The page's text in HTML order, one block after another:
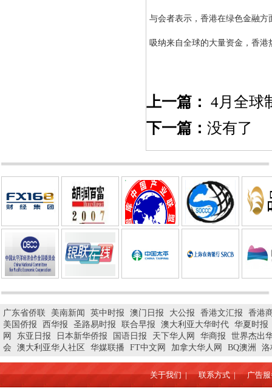
与会者表示，香港在绿色金融
吸纳来自全球的大量资金，香
上一篇： 4月全球
下一篇： 没有了
广东省侨联 美南新闻 英中时报 澳门日报 大公报 香港文汇报
香港
美国侨报
西华报 圣路易时报 联合早报 澳大利亚大华时代 华夏时报
网
东亚日报 日本新华侨报 国语日报 天下华人网 华商报
世界杰出
会
澳大利亚华人社区 华媒联播 FT中文网 加拿大华人网 BQ澳洲 洛
关于我们 | 联系方式 | 广告